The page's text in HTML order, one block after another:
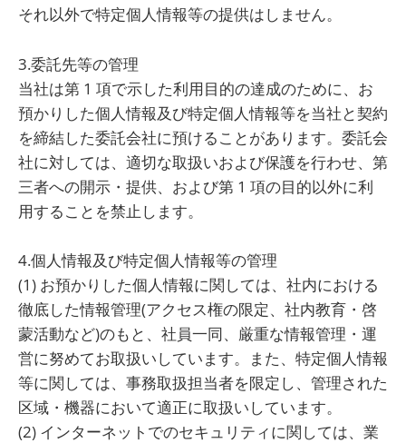
それ以外で特定個人情報等の提供はしません。
3.委託先等の管理
当社は第 1 項で示した利用目的の達成のために、お
預かりした個人情報及び特定個人情報等を当社と契約
を締結した委託会社に預けることがあります。委託会
社に対しては、適切な取扱いおよび保護を行わせ、第
三者への開示・提供、および第 1 項の目的以外に利
用することを禁止します。
4.個人情報及び特定個人情報等の管理
(1) お預かりした個人情報に関しては、社内における
徹底した情報管理(アクセス権の限定、社内教育・啓
蒙活動など)のもと、社員一同、厳重な情報管理・運
営に努めてお取扱いしています。また、特定個人情報
等に関しては、事務取扱担当者を限定し、管理された
区域・機器において適正に取扱いしています。
(2) インターネットでのセキュリティに関しては、業